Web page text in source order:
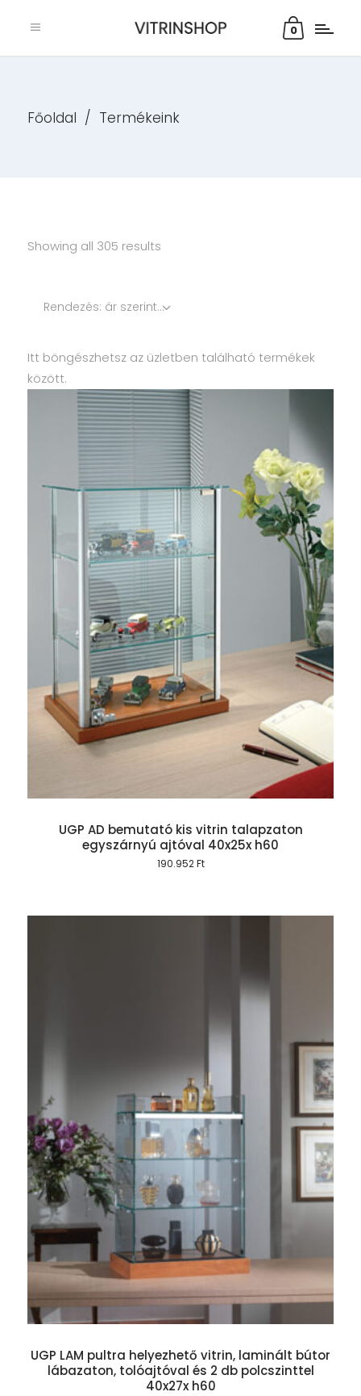
0
Főoldal / Termékeink
Showing all 305 results
Rendezés: ár szerint növekvő
Itt böngészhetsz az üzletben található termékek
között.
UGP AD bemutató kis vitrin talapzaton
egyszárnyú ajtóval 40x25x h60
190.952Ft
UGP LAM pultra helyezhető vitrin, laminált bútor
lábazaton, tolóajtóval és 2 db polcszinttel
40x27x h60